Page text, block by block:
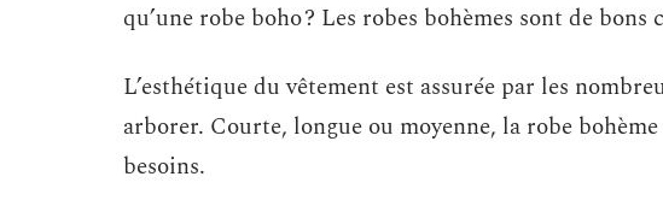
qu’une robe boho ? Les robes bohèmes sont de bons
L’esthétique du vêtement est assurée par les
arborer. Courte, longue ou moyenne, la robe
besoins.